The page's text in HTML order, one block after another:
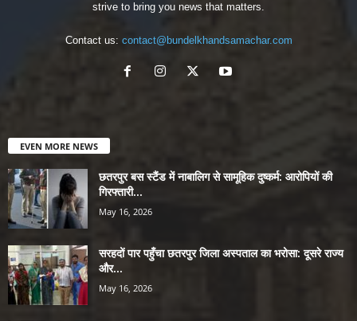
strive to bring you news that matters.
Contact us: contact@bundelkhandsamachar.com
EVEN MORE NEWS
छतरपुर बस स्टैंड में नाबालिग से सामूहिक दुष्कर्म: आरोपियों की
गिरफ्तारी...
May 16, 2026
सरहदों पार पहुँचा छतरपुर जिला अस्पताल का भरोसा: दूसरे राज्य
और...
May 16, 2026